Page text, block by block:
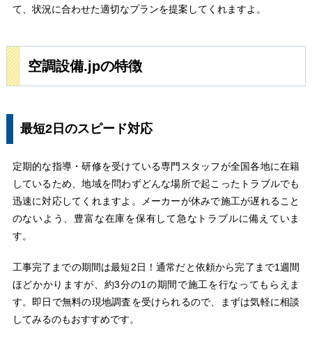
て、状況に合わせた適切なプランを提案してくれますよ。
空調設備.jpの特徴
最短2日のスピード対応
定期的な指導・研修を受けている専門スタッフが全国各地に在籍
しているため、地域を問わずどんな場所で起こったトラブルでも
迅速に対応してくれますよ。メーカーが休みで施工が遅れること
のないよう、豊富な在庫を保有して急なトラブルに備えていま
す。
工事完了までの期間は最短2日！通常だと依頼から完了まで1週間
ほどかかりますが、約3分の1の期間で施工を行なってもらえま
す。即日で無料の現地調査を受けられるので、まずは気軽に相談
してみるのもおすすめです。